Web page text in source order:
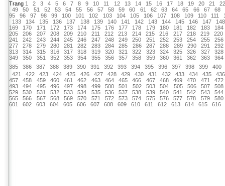
Trang 1 2 3 4 5 6 7 8 9 10 11 12 13 14 15 16 17 18 19 20 21
22
49
50 51 52 53 54 55 56 57 58 59 60 61 62 63 64 65 66 67
68
95
96 97 98 99 100 101 102 103 104 105 106 107 108 109 110 111
133
134 135 136 137 138 139 140 141 142 143 144 145 146 147
148
169
170 171 172 173 174 175 176 177 178 179 180 181 182 183
184
205
206 207 208 209 210 211 212 213 214 215 216 217 218 219
220
241
242 243 244 245 246 247 248 249 250 251 252 253 254 255
256
277
278 279 280 281 282 283 284 285 286 287 288 289 290 291
292
313
314 315 316 317 318 319 320 321 322 323 324 325 326 327
328
349
350 351 352 353 354 355 356 357 358 359 360 361 362 363
364
385
386 387 388 389 390 391 392 393 394 395 396 397 398 399
400
421
422 423 424 425 426 427 428 429 430 431 432 433 434 435
436
457
458 459 460 461 462 463 464 465 466 467 468 469 470 471
472
493
494 495 496 497 498 499 500 501 502 503 504 505 506 507
508
529
530 531 532 533 534 535 536 537 538 539 540 541 542 543
544
565
566 567 568 569 570 571 572 573 574 575 576 577 578 579
580
601
602 603 604 605 606 607 608 609 610 611 612 613 614 615 616